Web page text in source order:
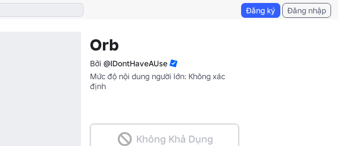
Đăng ký Đăng nhập
Orb
Bởi @IDontHaveAUse
Mức độ nội dung người lớn: Không xác
định
Không Khả Dụng